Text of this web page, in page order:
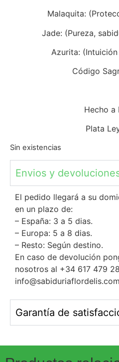
Malaquita:
Jade: (Pureza,
Azurita:
Código
Hecho a
Plata
Sin existencias
Envios y
El pedido llegará a su
en un plazo de:
– España: 3 a 5 dias.
– Europa: 5 a 8 dias.
– Resto: Según destino.
En caso de devolución
nosotros al +34 617 479
info@sabiduriaflordelis.com
Garantía de